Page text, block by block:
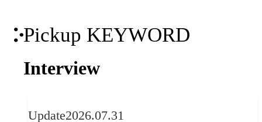
Pickup KEYWORD
Interview
Update2026.07.31